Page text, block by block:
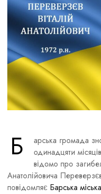
Б
арська громада
одинадцяти
відомо про
Анатолійовича
повідомляє Барська